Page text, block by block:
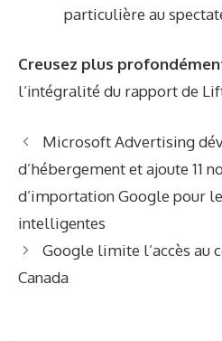
particulière au
Creusez plus
l’intégralité du rapport de
Microsoft Advertising
d’hébergement et ajoute 11
d’importation Google pour
intelligentes
Google limite l’accès au
Canada